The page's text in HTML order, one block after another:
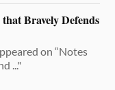
Bravely Defends
on “Notes
..."